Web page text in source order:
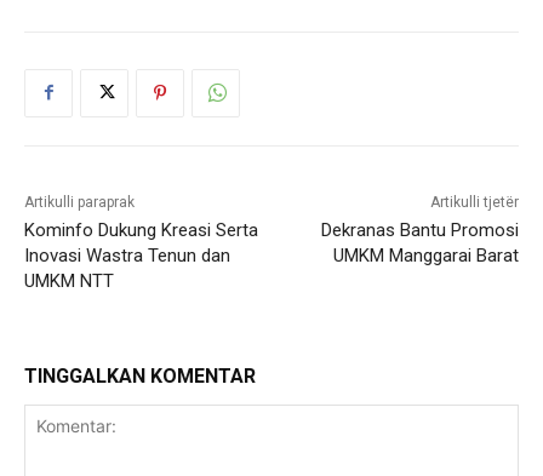
Artikulli paraprak
Kominfo Dukung Kreasi Serta
Inovasi Wastra Tenun dan
UMKM NTT
Artikulli tjetër
Dekranas Bantu Promosi
UMKM Manggarai Barat
TINGGALKAN KOMENTAR